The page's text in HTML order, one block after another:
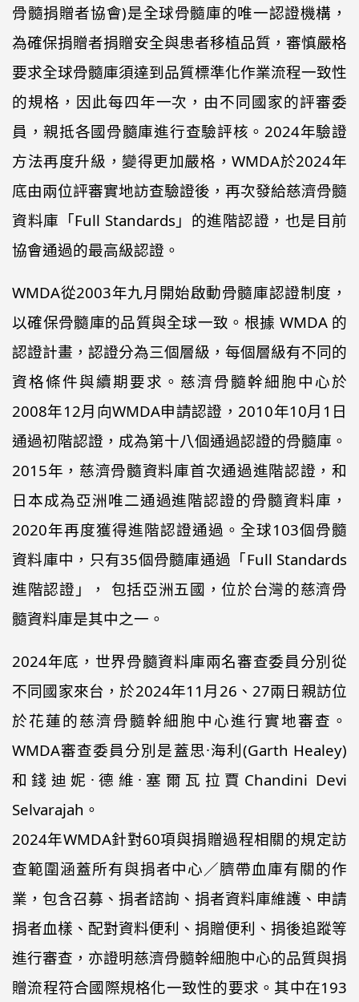
2024.07.21 癌症新療法 認識免
疫療法與免疫細胞CAR-T療法
公告衛福部113年5月22日訂定之
醫院施行恩慈治療參考原則
花蓮慈濟醫院攜一曜再生 啟動外
骨髓捐贈者協會)是全球骨髓庫的唯一認證機構，
為確保捐贈者捐贈安全與患者移植品質，審慎嚴格
要求全球骨髓庫須達到品質標準化作業流程一致性
的規格，因此每四年一次，由不同國家的評審委
員，親抵各國骨髓庫進行查驗評核。2024年驗證
方法再度升級，變得更加嚴格，WMDA於2024年
底由兩位評審實地訪查驗證後，再次發給慈濟骨髓
資料庫「Full Standards」的進階認證，也是目前
協會通過的最高級認證。
WMDA從2003年九月開始啟動骨髓庫認證制度，
以確保骨髓庫的品質與全球一致。根據 WMDA 的
認證計畫，認證分為三個層級，每個層級有不同的
資格條件與續期要求。慈濟骨髓幹細胞中心於
2008年12月向WMDA申請認證，2010年10月1日
通過初階認證，成為第十八個通過認證的骨髓庫。
2015年，慈濟骨髓資料庫首次通過進階認證，和
日本成為亞洲唯二通過進階認證的骨髓資料庫，
2020年再度獲得進階認證通過。全球103個骨髓
資料庫中，只有35個骨髓庫通過「Full Standards
進階認證」， 包括亞洲五國，位於台灣的慈濟骨
髓資料庫是其中之一。
2024年底，世界骨髓資料庫兩名審查委員分別從
不同國家來台，於2024年11月26、27兩日親訪位
於花蓮的慈濟骨髓幹細胞中心進行實地審查。
WMDA審查委員分別是蓋思·海利(Garth Healey)
和錢迪妮·德維·塞爾瓦拉賈Chandini Devi
Selvarajah。
2024年WMDA針對60項與捐贈過程相關的規定訪
查範圍涵蓋所有與捐者中心／臍帶血庫有關的作
業，包含召募、捐者諮詢、捐者資料庫維護、申請
捐者血樣、配對資料便利、捐贈便利、捐後追蹤等
進行審查，亦證明慈濟骨髓幹細胞中心的品質與捐
贈流程符合國際規格化一致性的要求。其中在193